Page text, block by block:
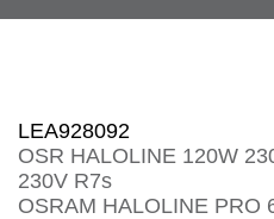
LEA928092
OSR HALOLINE 120W
230V R7s
OSRAM HALOLINE PRO